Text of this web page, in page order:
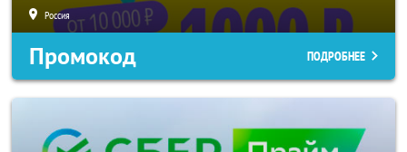
Россия
Промокод ПОДРОБНЕЕ